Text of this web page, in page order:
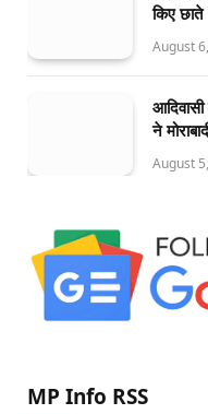
किए छाते
August
ने
August
MP Info RSS